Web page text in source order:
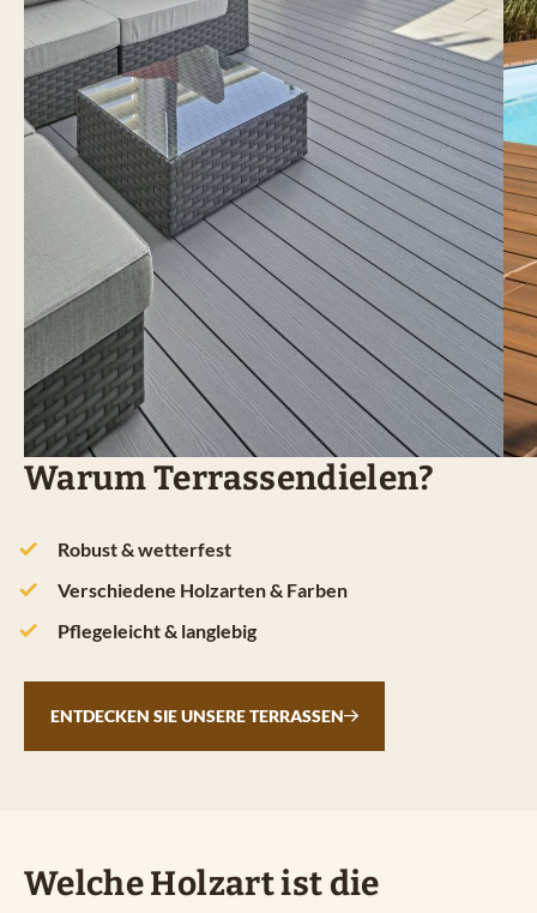
Warum Terrassendielen?
Robust & wetterfest
Verschiedene Holzarten & Farben
Pflegeleicht & langlebig
ENTDECKEN SIE UNSERE TERRASSEN
Welche Holzart ist die